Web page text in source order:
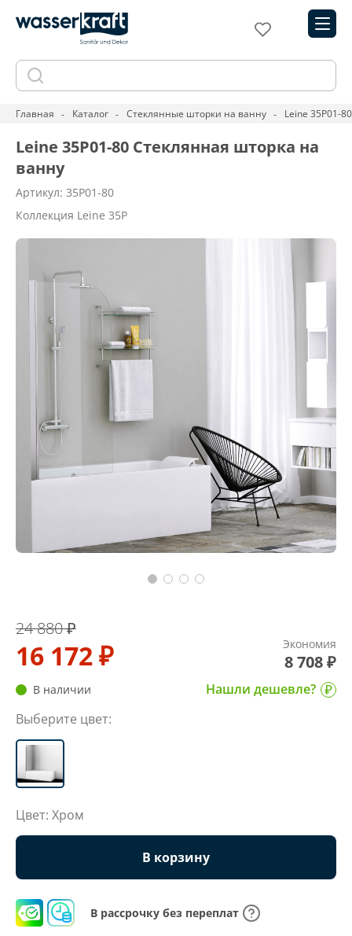
Главная Каталог Стеклянные шторки на ванну Leine 35P01-
Leine 35P01-80 Стеклянная шторка на
ванну
Артикул: 35P01-80
Коллекция Leine 35P
24 880 ₽
16 172 ₽ Экономия
8 708 ₽
В наличии
Нашли дешевле?
Выберите цвет:
Цвет: Хром
В корзину
В рассрочку без переплат